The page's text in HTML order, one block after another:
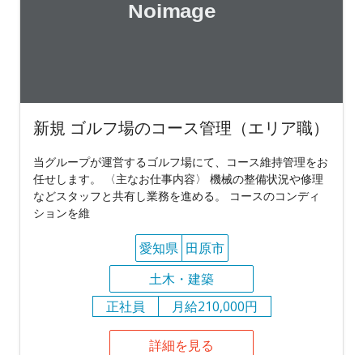
新規 ゴルフ場のコース管理（エリア職）
当グループが運営するゴルフ場にて、コース維持管理をお
任せします。 〈主なお仕事内容〉 機械の整備状況や修理
などスタッフと共有し業務を進める。 コースのコンディ
ションを維
愛知県 田原市
土木・建築
正社員
月給210,000円
詳細を見る